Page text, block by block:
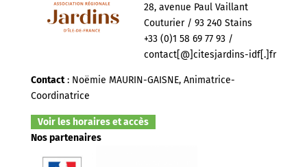
28, avenue Paul Vaillant
Couturier / 93 240 Stains
+33 (0)1 58 69 77 93 /
contact[@]citesjardins-idf[.]fr
Contact: Noëmie MAURIN-GAISNE, Animatrice-
Coordinatrice
Voir les horaires et accès
Nos partenaires